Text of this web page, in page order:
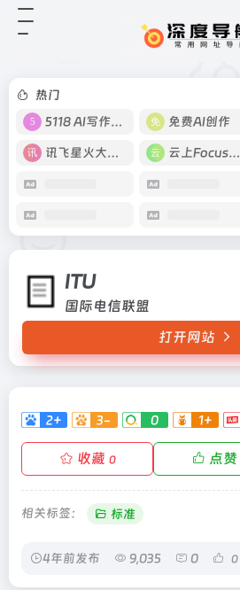
热门
5118 AI写作工具
免费AI创作
讯飞星火大模型 云上Focus接码
ITU
国际电信联盟
打开网站
2+ 3- 0 1+
收藏 0 点赞
相关标签： 标准
4年前发布 9,035 0 0